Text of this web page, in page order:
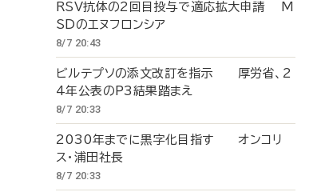
RSV抗体の2回目投与で適応拡大申請 M
SDのエヌフロンシア
8/7 20:43
ビルテプソの添文改訂を指示 厚労省、2
4年公表のP3結果踏まえ
8/7 20:33
2030年までに黒字化目指す オンコリ
ス・浦田社長
8/7 20:33